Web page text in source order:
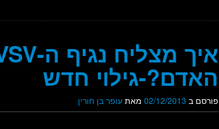
האדם?-גילוי חדש
פורסם ב 02/12/2013 מאת עופר בן חורין